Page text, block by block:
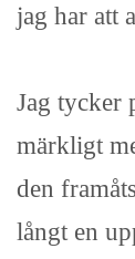
jag har att
Jag tycker
märkligt
den
långt en